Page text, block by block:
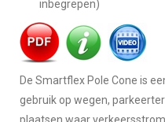
inbegrepen)
De Smartflex Pole Cone is
gebruik op wegen,